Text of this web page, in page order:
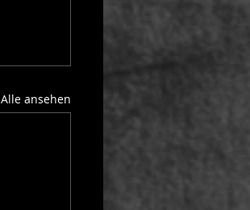
Alle ansehen